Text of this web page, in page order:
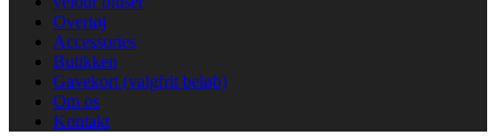
Overtøj
Accessories
Butikken
Gavekort (valgfrit beløb)
Om os
Kontakt